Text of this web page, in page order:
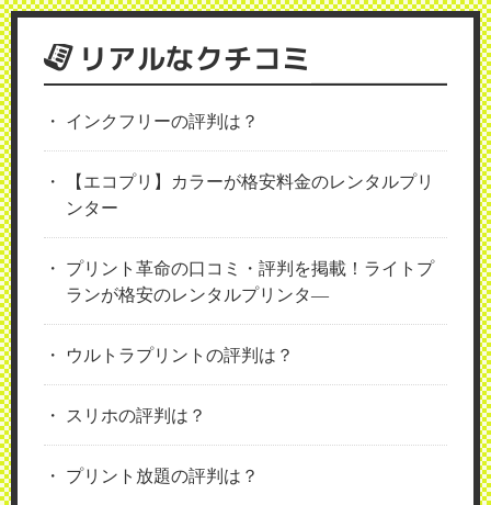
リアルなクチコミ
インクフリーの評判は？
【エコプリ】カラーが格安料金のレンタルプリ
ンター
プリント革命の口コミ・評判を掲載！ライトプ
ランが格安のレンタルプリンタ―
ウルトラプリントの評判は？
スリホの評判は？
プリント放題の評判は？